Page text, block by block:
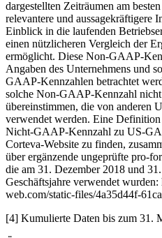
dargestellten Zeiträumen am
relevantere und aussagekräftigere
Einblick in die laufenden
einen nützlicheren Vergleich der
ermöglicht. Diese Non-GAAP-
Angaben des Unternehmens und
GAAP-Kennzahlen betrachtet
solche Non-GAAP-Kennzahl
übereinstimmen, die von anderen
verwendet werden. Eine
Nicht-GAAP-Kennzahl zu US-
Corteva-Website zu finden,
über ergänzende ungeprüfte pro-
die am 31. Dezember 2018 und
Geschäftsjahre verwendet
web.com/static-files/4a35d44f-
[4] Kumulierte Daten bis zum 31.